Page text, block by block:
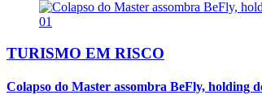
01
TURISMO EM RISCO
Colapso do Master assombra BeFly, holding